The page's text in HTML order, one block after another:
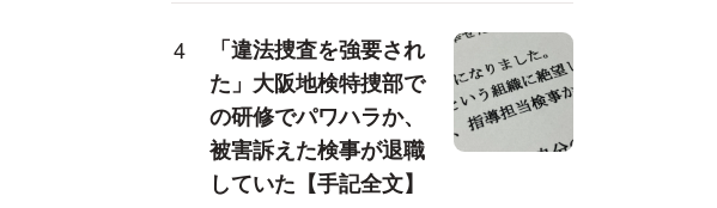
「違法捜査を強要され
た」大阪地検特捜部で
の研修でパワハラか、
被害訴えた検事が退職
していた【手記全文】